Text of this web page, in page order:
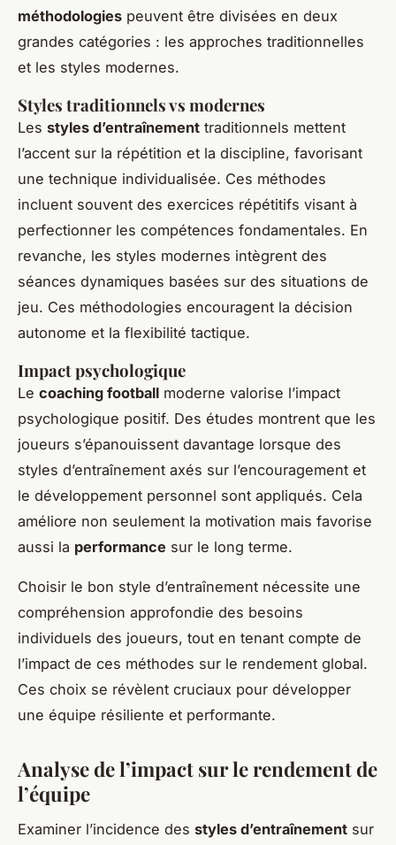
méthodologies peuvent être divisées en deux
grandes catégories : les approches traditionnelles
et les styles modernes.
Styles traditionnels vs modernes
Les styles d’entraînement traditionnels mettent
l’accent sur la répétition et la discipline, favorisant
une technique individualisée. Ces méthodes
incluent souvent des exercices répétitifs visant à
perfectionner les compétences fondamentales. En
revanche, les styles modernes intègrent des
séances dynamiques basées sur des situations de
jeu. Ces méthodologies encouragent la décision
autonome et la flexibilité tactique.
Impact psychologique
Le coaching football moderne valorise l’impact
psychologique positif. Des études montrent que les
joueurs s’épanouissent davantage lorsque des
styles d’entraînement axés sur l’encouragement et
le développement personnel sont appliqués. Cela
améliore non seulement la motivation mais favorise
aussi la performance sur le long terme.
Choisir le bon style d’entraînement nécessite une
compréhension approfondie des besoins
individuels des joueurs, tout en tenant compte de
l’impact de ces méthodes sur le rendement global.
Ces choix se révèlent cruciaux pour développer
une équipe résiliente et performante.
Analyse de l’impact sur le rendement de
l’équipe
Examiner l’incidence des styles d’entraînement sur